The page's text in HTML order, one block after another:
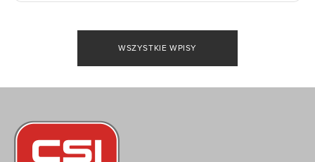
WSZYSTKIE WPISY